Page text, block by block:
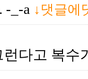
-_-a ↓댓글에
다고 복수